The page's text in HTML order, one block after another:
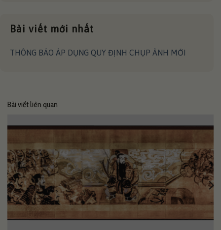
Bài viết mới nhất
THÔNG BÁO ÁP DỤNG QUY ĐỊNH CHỤP ẢNH MỚI
Bài viết liên quan